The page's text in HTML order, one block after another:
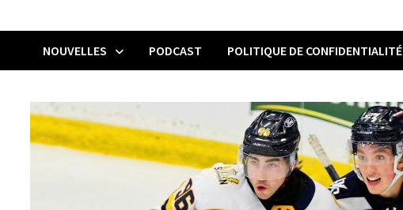
NOUVELLES PODCAST POLITIQUE DE CONFIDENTIALITÉ